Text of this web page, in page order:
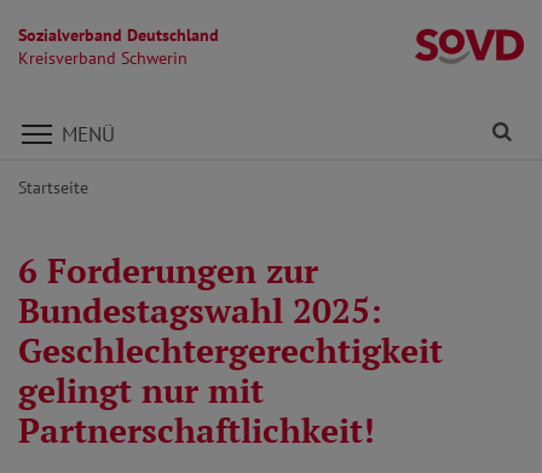
Sozialverband Deutschland
Kreisverband Schwerin
Direkt zu den Inhalten springen
MENÜ
Startseite
6 Forderungen zur
Bundestagswahl 2025:
Geschlechtergerechtigkeit
gelingt nur mit
Partnerschaftlichkeit!